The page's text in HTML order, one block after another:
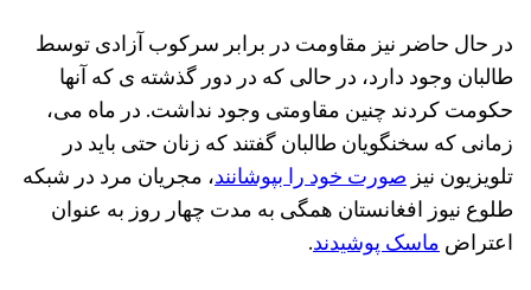
در حال حاضر نیز مقاومت در برابر سرکوب آزادی توسط
طالبان وجود دارد، در حالی که در دور گذشته ی که آنها
حکومت کردند چنین مقاومتی وجود نداشت. در ماه می،
زمانی که سخنگویان طالبان گفتند که زنان حتی باید در
تلویزیون نیزصورت خود را بپوشانند، مجریان مرد در شبکه
طلوع نیوز افغانستان همگی به مدت چهار روز به عنوان
اعتراضماسک پوشیدند.